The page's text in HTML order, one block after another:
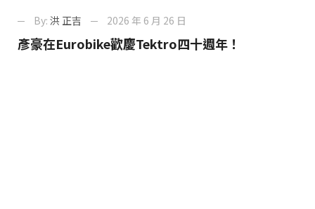
By: 洪 正吉 2026 年 6 月 26 日
彥豪在Eurobike歡慶Tektro四十週年！